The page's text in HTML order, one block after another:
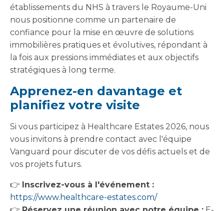
établissements du NHS à travers le Royaume-Uni
nous positionne comme un partenaire de
confiance pour la mise en œuvre de solutions
immobilières pratiques et évolutives, répondant à
la fois aux pressions immédiates et aux objectifs
stratégiques à long terme.
Apprenez-en davantage et
planifiez votre visite
Si vous participez à Healthcare Estates 2026, nous
vous invitons à prendre contact avec l'équipe
Vanguard pour discuter de vos défis actuels et de
vos projets futurs.
👉 Inscrivez-vous à l'événement :
https://www.healthcare-estates.com/